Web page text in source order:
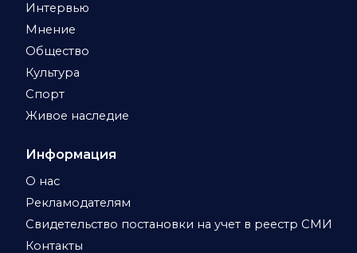
Интервью
Мнение
Общество
Культура
Спорт
Живое наследие
Информация
О нас
Рекламодателям
Свидетельство постановки на учет в реестр СМИ
Контакты